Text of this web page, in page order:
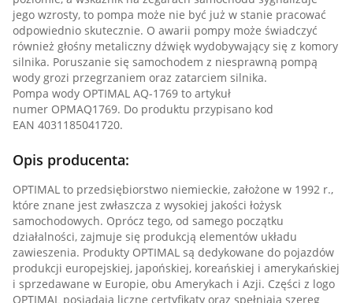
jego wzrosty, to pompa może nie być już w stanie pracować
odpowiednio skutecznie. O awarii pompy może świadczyć
również głośny metaliczny dźwięk wydobywający się z komory
silnika. Poruszanie się samochodem z niesprawną pompą
wody grozi przegrzaniem oraz zatarciem silnika.
Pompa wody OPTIMAL AQ-1769 to artykuł
numer OPMAQ1769. Do produktu przypisano kod
EAN 4031185041720.
Opis producenta:
OPTIMAL to przedsiębiorstwo niemieckie, założone w 1992 r.,
które znane jest zwłaszcza z wysokiej jakości łożysk
samochodowych. Oprócz tego, od samego początku
działalności, zajmuje się produkcją elementów układu
zawieszenia. Produkty OPTIMAL są dedykowane do pojazdów
produkcji europejskiej, japońskiej, koreańskiej i amerykańskiej
i sprzedawane w Europie, obu Amerykach i Azji. Części z logo
OPTIMAL posiadają liczne certyfikaty oraz spełniają szereg